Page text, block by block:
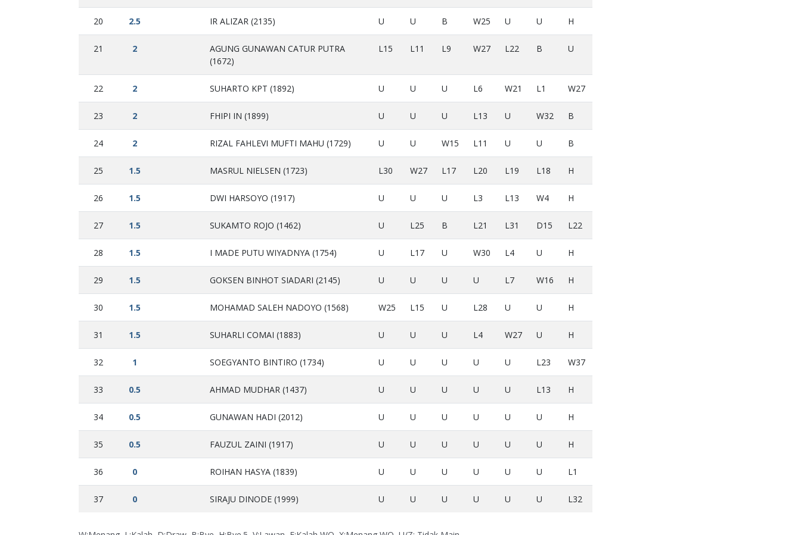
20 2.5 IR ALIZAR (2135) U U B W25 U U H
21 2
AGUNG GUNAWAN CATUR PUTRA
(1672)
L15 L11 L9 W27 L22 B U
22 2 SUHARTO KPT (1892) U U U L6 W21 L1 W27
23 2 FHIPI IN (1899) U U U L13 U W32 B
24 2 RIZAL FAHLEVI MUFTI MAHU (1729) U U W15 L11 U U B
25 1.5 MASRUL NIELSEN (1723) L30 W27 L17 L20 L19 L18 H
26 1.5 DWI HARSOYO (1917) U U U L3 L13 W4 H
27 1.5 SUKAMTO ROJO (1462) U L25 B L21 L31 D15 L22
28 1.5 I MADE PUTU WIYADNYA (1754) U L17 U W30 L4 U H
29 1.5 GOKSEN BINHOT SIADARI (2145) U U U U L7 W16 H
30 1.5 MOHAMAD SALEH NADOYO (1568) W25 L15 U L28 U U H
31 1.5 SUHARLI COMAI (1883) U U U L4 W27 U H
32 1 SOEGYANTO BINTIRO (1734) U U U U U L23 W37
33 0.5 AHMAD MUDHAR (1437) U U U U U L13 H
34 0.5 GUNAWAN HADI (2012) U U U U U U H
35 0.5 FAUZUL ZAINI (1917) U U U U U U H
36 0 ROIHAN HASYA (1839) U U U U U U L1
37 0 SIRAJU DINODE (1999) U U U U U U L32